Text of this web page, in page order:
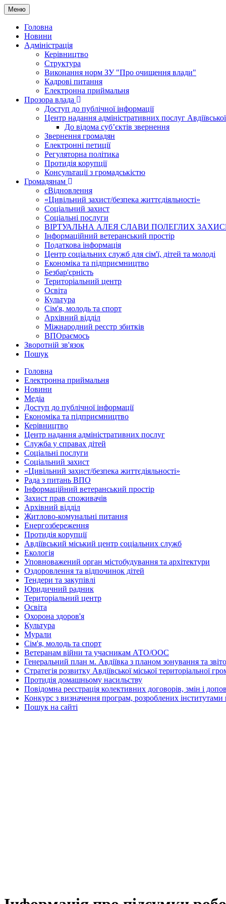
Меню
Головна
Новини
Адміністрація
Керівництво
Структура
Виконання норм ЗУ "Про очищення влади"
Кадрові питання
Електронна приймальня
Прозора влада
Доступ до публічної інформації
Центр надання адміністративних послуг Авдіївської
До відома суб’єктів звернення
Звернення громадян
Електронні петиції
Регуляторна політика
Протидія корупції
Консультації з громадськістю
Громадянам
єВідновлення
«Цивільний захист/безпека життєдіяльності»
Соціальний захист
Соціальні послуги
ВІРТУАЛЬНА АЛЕЯ СЛАВИ ПОЛЕГЛИХ
Інформаційний ветеранський простір
Податкова інформація
Центр соціальних служб для сім'ї, дітей та молоді
Економіка та підприємництво
Безбар'єрність
Територіальний центр
Освіта
Культура
Сім'я, молодь та спорт
Архівний відділ
Міжнародний реєстр збитків
ВПОраємось
Зворотній зв'язок
Пошук
Головна
Електронна приймальня
Новини
Медіа
Доступ до публічної інформації
Економіка та підприємництво
Керівництво
Центр надання адміністративних послуг
Служба у справах дітей
Соціальні послуги
Соціальний захист
«Цивільний захист/безпека життєдіяльності»
Рада з питань ВПО
Інформаційний ветеранський простір
Захист прав споживачів
Архівний відділ
Житлово-комунальні питання
Енергозбереження
Протидія корупції
Авдіївський міський центр соціальних служб
Екологія
Уповноважений орган містобудування та архітектури
Оздоровлення та відпочинок дітей
Тендери та закупівлі
Юридичний радник
Територіальний центр
Освіта
Охорона здоров'я
Культура
Мурали
Сім'я, молодь та спорт
Ветеранам війни та учасникам АТО/ООС
Генеральний план м. Авдіївка з планом зонування та
Стратегія розвитку Авдіївської міської територіальної
Протидія домашньому насильству
Повідомна реєстрація колективних договорів, змін і
Конкурс з визначення програм, розроблених інститутами
Пошук на сайті